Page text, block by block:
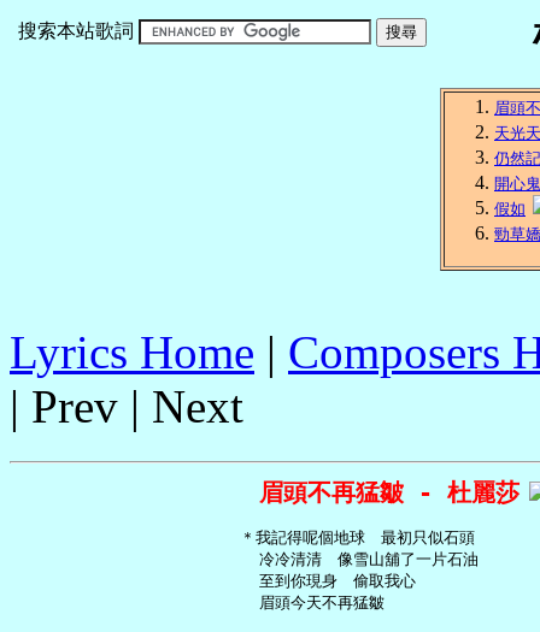
搜索本站歌詞
眉頭
天光
仍然
開心鬼
假如
勁草
Lyrics Home | Composers
| Prev | Next
眉頭不再猛皺 - 杜麗莎
   ＊我記得呢個地球　最初只似石頭
     冷冷清清　像雪山舖了一片石油
     至到你現身　偷取我心
     眉頭今天不再猛皺